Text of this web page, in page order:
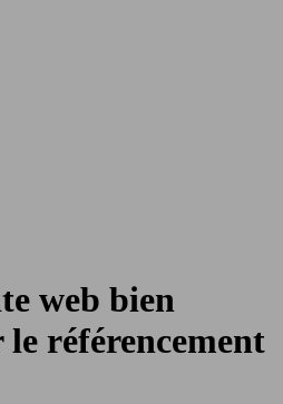
web bien
référencement